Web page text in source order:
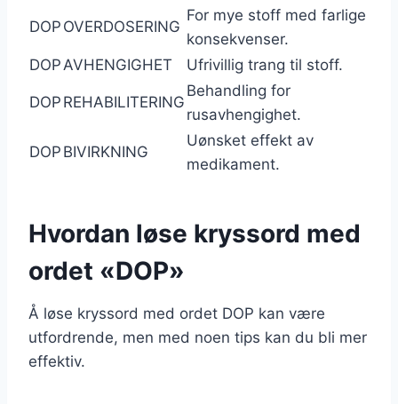
DOP OVERDOSERING
For mye stoff med farlige
konsekvenser.
DOPAVHENGIGHET Ufrivillig trang til stoff.
DOP REHABILITERING
Behandling for
rusavhengighet.
DOP BIVIRKNING
Uønsket effekt av
medikament.
Hvordan løse kryssord med
ordet «DOP»
Å løse kryssord med ordet DOP kan være
utfordrende, men med noen tips kan du bli mer
effektiv.